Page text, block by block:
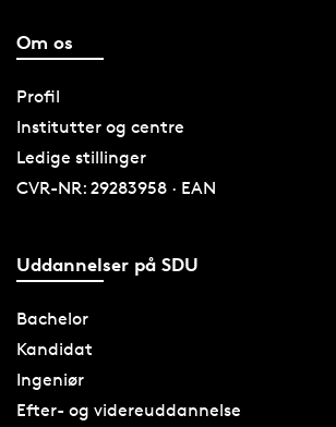
Om os
Profil
Institutter og centre
Ledige stillinger
CVR-NR: 29283958 · EAN
Uddannelser på SDU
Bachelor
Kandidat
Ingeniør
Efter- og videreuddannelse